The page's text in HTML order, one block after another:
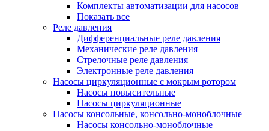
Комплекты автоматизации для насосов
Показать все
Реле давления
Дифференциальные реле давления
Механические реле давления
Стрелочные реле давления
Электронные реле давления
Насосы циркуляционные с мокрым ротором
Насосы повысительные
Насосы циркуляционные
Насосы консольные, консольно-моноблочные
Насосы консольно-моноблочные